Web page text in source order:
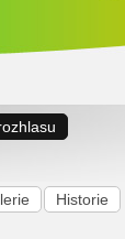
Historie